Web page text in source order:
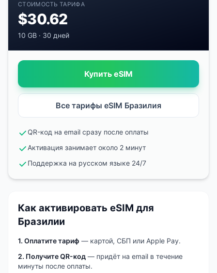
СТОИМОСТЬ ТАРИФА
$30.62
10 GB · 30 дней
Купить eSIM
Все тарифы eSIM Бразилия
QR-код на email сразу после оплаты
Активация занимает около 2 минут
Поддержка на русском языке 24/7
Как активировать eSIM для
Бразилии
1. Оплатите тариф — картой, СБП или Apple Pay.
2. Получите QR-код — придёт на email в течение
минуты после оплаты.